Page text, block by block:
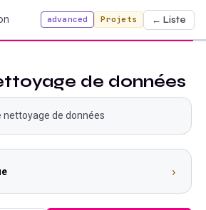
advanced Projets ← Liste
de données
nettoyage de données
›